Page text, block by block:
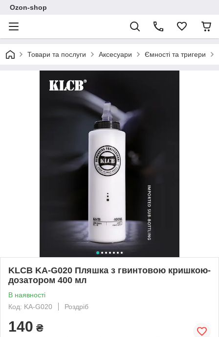
Ozon-shop
Товари та послуги Аксесуари Ємності та тригери
KLCB KA-G020 Пляшка з гвинтовою кришкою-
дозатором 400 мл
В наявності
Код: KA-G020
Роздріб
140 ₴